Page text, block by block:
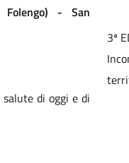
Folengo) - San
di oggi e di
3ª